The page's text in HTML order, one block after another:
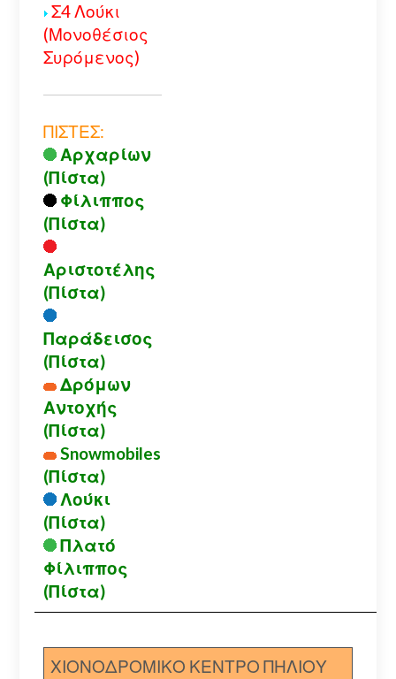
Σ4 Λούκι
(Μονοθέσιος
Συρόμενος)
ΠΙΣΤΕΣ:
Αρχαρίων
(Πίστα)
Φίλιππος
(Πίστα)
Αριστοτέλης
(Πίστα)
Παράδεισος
(Πίστα)
Δρόμων
Αντοχής
(Πίστα)
Snowmobiles
(Πίστα)
Λούκι
(Πίστα)
Πλατό
Φίλιππος
(Πίστα)
ΧΙΟΝΟΔΡΟΜΙΚΟ ΚΕΝΤΡΟ ΠΗΛΙΟΥ